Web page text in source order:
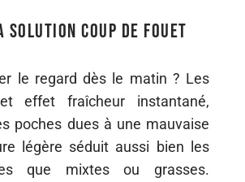
solution coup de fouet
le regard dès le matin ? Les
effet fraîcheur instantané,
poches dues à une mauvaise
légère séduit aussi bien les
que mixtes ou grasses.